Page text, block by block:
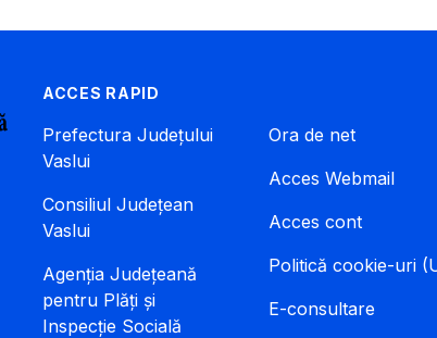
ACCES RAPID
Prefectura Județului
Vaslui
Consiliul Județean
Vaslui
Agenția Județeană
pentru Plăți și
Inspecție Socială
Ora de net
Acces Webmail
Acces cont
Politică cookie-uri
E-consultare